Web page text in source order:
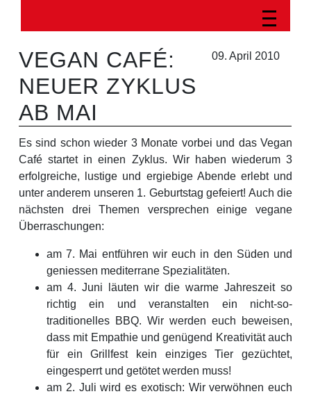
09. April 2010
VEGAN CAFÉ:
NEUER ZYKLUS
AB MAI
Es sind schon wieder 3 Monate vorbei und das Vegan
Café startet in einen Zyklus. Wir haben wiederum 3
erfolgreiche, lustige und ergiebige Abende erlebt und
unter anderem unseren 1. Geburtstag gefeiert! Auch die
nächsten drei Themen versprechen einige vegane
Überraschungen:
am 7. Mai entführen wir euch in den Süden und
geniessen mediterrane Spezialitäten.
am 4. Juni läuten wir die warme Jahreszeit so
richtig ein und veranstalten ein nicht-so-
traditionelles BBQ. Wir werden euch beweisen,
dass mit Empathie und genügend Kreativität auch
für ein Grillfest kein einziges Tier gezüchtet,
eingesperrt und getötet werden muss!
am 2. Juli wird es exotisch: Wir verwöhnen euch